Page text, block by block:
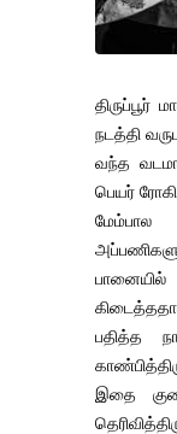
நடத்தி
வந்த
பெயர்
மேம்பால
பதித்த
இதை